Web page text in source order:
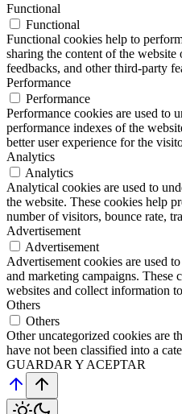
Functional
Functional
Functional cookies help to
sharing the content of the
feedbacks, and other third-party
Performance
Performance
Performance cookies are used to
performance indexes of the
better user experience for the
Analytics
Analytics
Analytical cookies are used to
the website. These cookies help
number of visitors, bounce rate,
Advertisement
Advertisement
Advertisement cookies are used
and marketing campaigns. These
websites and collect information
Others
Others
Other uncategorized cookies are
have not been classified into a
GUARDAR Y ACEPTAR